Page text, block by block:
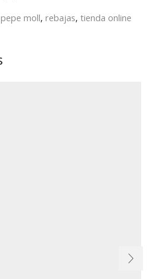
pepe moll, rebajas, tienda online